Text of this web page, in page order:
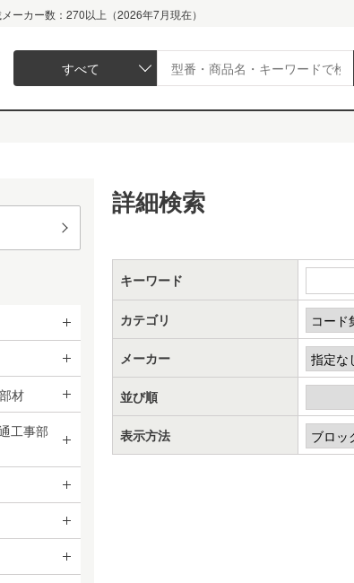
カー数：270以上（2026年7月現在）
すべて
詳細検索
キーワード
カテゴリ
メーカー
並び順
表示方法
材
工事部